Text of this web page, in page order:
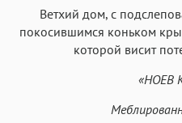
Ветхий дом, с
покосившимся коньком
которой висит
«НОЕВ